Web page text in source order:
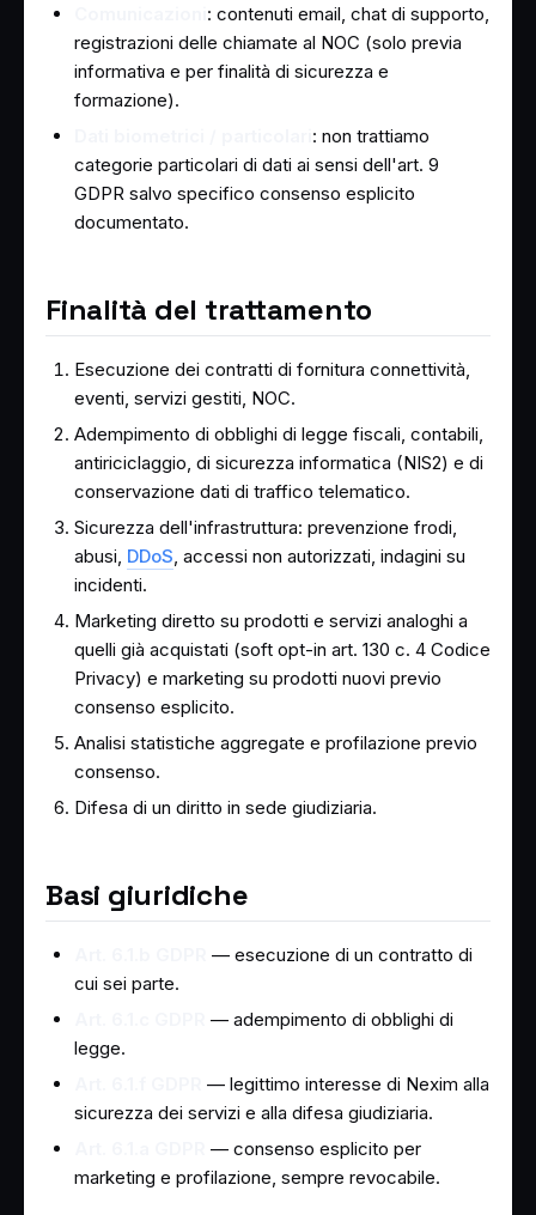
: contenuti email, chat di supporto,
registrazioni delle chiamate al NOC (solo previa
informativa e per finalità di sicurezza e
formazione).
: non trattiamo
categorie particolari di dati ai sensi dell'art. 9
GDPR salvo specifico consenso esplicito
documentato.
Finalità del trattamento
Esecuzione dei contratti di fornitura connettività,
eventi, servizi gestiti, NOC.
Adempimento di obblighi di legge fiscali, contabili,
antiriciclaggio, di sicurezza informatica (NIS2) e di
conservazione dati di traffico telematico.
Sicurezza dell'infrastruttura: prevenzione frodi,
abusi, DDoS , accessi non autorizzati, indagini su
incidenti.
Marketing diretto su prodotti e servizi analoghi a
quelli già acquistati (soft opt-in art. 130 c. 4 Codice
Privacy) e marketing su prodotti nuovi previo
consenso esplicito.
Analisi statistiche aggregate e profilazione previo
consenso.
Difesa di un diritto in sede giudiziaria.
Basi giuridiche
— esecuzione di un contratto di
cui sei parte.
— adempimento di obblighi di
legge.
— legittimo interesse di Nexim alla
sicurezza dei servizi e alla difesa giudiziaria.
— consenso esplicito per
marketing e profilazione, sempre revocabile.